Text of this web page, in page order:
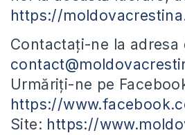
https://
Contactați-ne la adresa
Urmăriți-ne pe
https://
Site: https://